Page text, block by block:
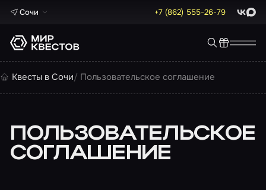
Сочи +7 (862) 555-26-79 Max
Квесты в Сочи Пользовательское соглашение
ПОЛЬЗОВАТЕЛЬСКОЕ
СОГЛАШЕНИЕ